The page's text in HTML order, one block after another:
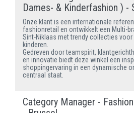
Dames- & Kinderfashion ) -
Onze klant is een internationale
fashionretail en ontwikkelt een Multi-
Sint-Niklaas met trendy collecties voor
kinderen.
Gedreven door teamspirit,
en innovatie biedt deze winkel een
shoppingervaring in een dynamische
centraal staat.
Category Manager -